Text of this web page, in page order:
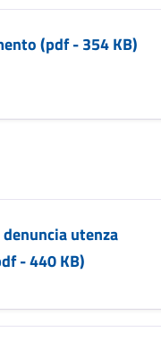
(pdf - 354 KB)
utenza
- 440 KB)